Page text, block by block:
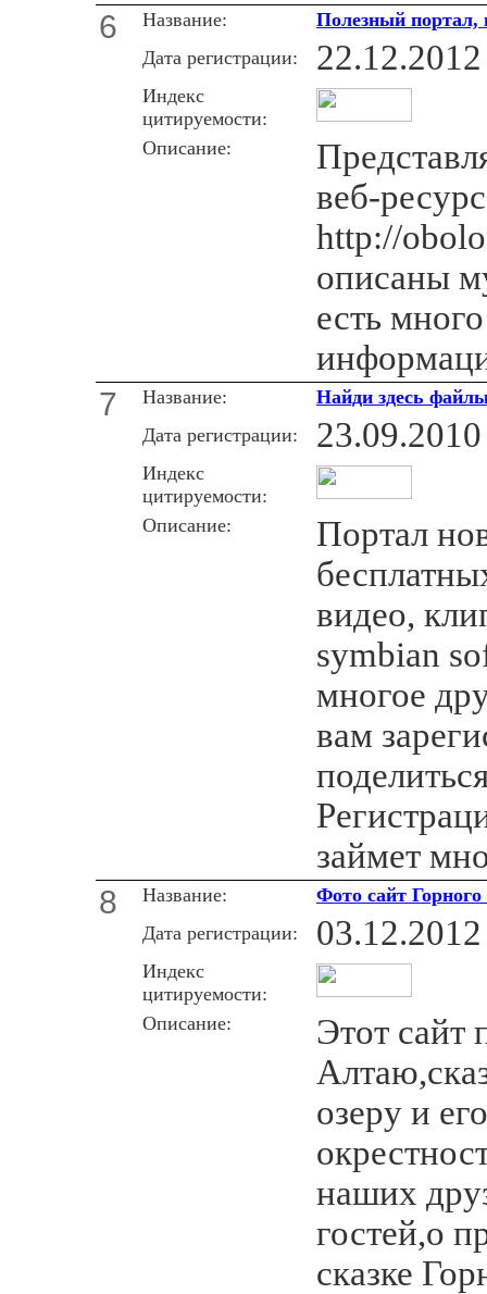
6 Название:
Полезный портал,
Дата регистрации:
22.12.2012
Индекс
цитируемости:
Описание:
веб-ресурс
http://
описаны
есть
7 Название:
Найди здесь
Дата регистрации:
23.09.2010
Индекс
цитируемости:
Описание:
Портал
видео,
symbian
многое
вам
займет
8 Название:
Фото сайт
Дата регистрации:
03.12.2012
Индекс
цитируемости:
Описание:
Этот сайт
озеру и его
наших
гостей,о
сказке